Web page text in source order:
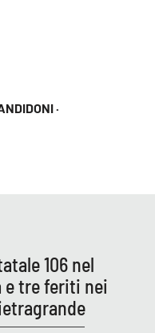
·
106 nel
e tre feriti nei